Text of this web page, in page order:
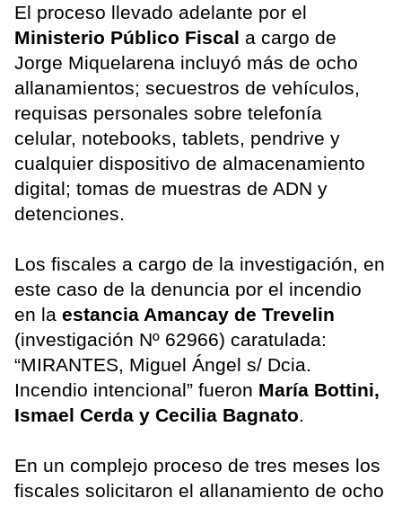
El proceso llevado adelante por el
Ministerio Público Fiscal a cargo de
Jorge Miquelarena incluyó más de ocho
allanamientos; secuestros de vehículos,
requisas personales sobre telefonía
celular, notebooks, tablets, pendrive y
cualquier dispositivo de almacenamiento
digital; tomas de muestras de ADN y
detenciones.
Los fiscales a cargo de la investigación, en
este caso de la denuncia por el incendio
en la estancia Amancay de Trevelin
(investigación Nº 62966) caratulada:
“MIRANTES, Miguel Ángel s/ Dcia.
Incendio intencional” fueron María Bottini,
Ismael Cerda y Cecilia Bagnato.
En un complejo proceso de tres meses los
fiscales solicitaron el allanamiento de ocho